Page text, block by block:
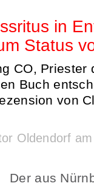
in
Status
CO, Priester
Buch
von
Oldendorf
Der aus